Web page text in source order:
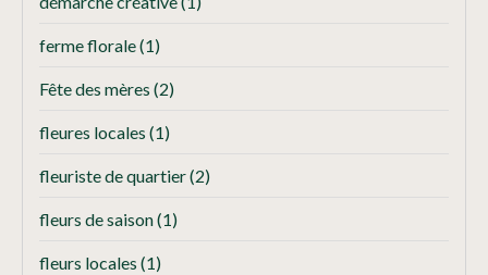
ferme florale(1)
Fête des mères (2)
fleures locales (1)
fleuriste de quartier(2)
fleurs de saison(1)
fleurs locales (1)